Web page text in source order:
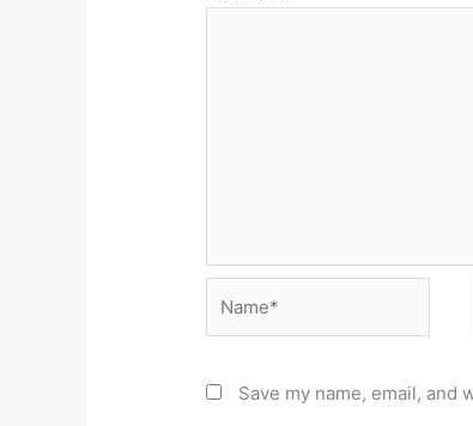
Save my name, email,